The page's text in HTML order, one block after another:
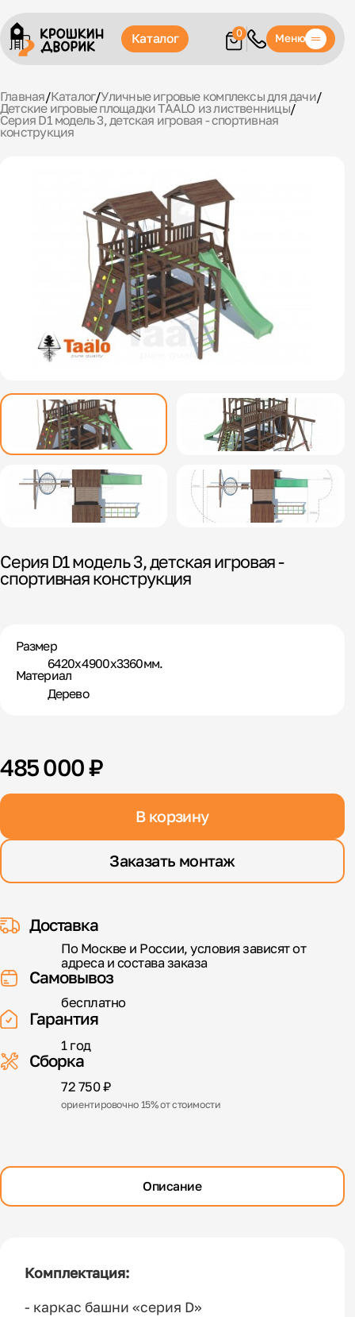
Каталог 0 Меню
Главная/Каталог/Уличные игровые комплексы для дачи/
Детские игровые площадки TAALO из лиственницы/
Серия D1 модель 3, детская игровая - спортивная
конструкция
Серия D1 модель 3, детская игровая -
спортивная конструкция
Размер
6420х4900х3360мм.
Материал
Дерево
485 000 ₽
В корзину
Заказать монтаж
Доставка
По Москве и России, условия зависят от
адреса и состава заказа
Самовывоз
бесплатно
Гарантия
1 год
Сборка
72 750 ₽
ориентировочно 15% от стоимости
Описание
Комплектация:
- каркас башни «серия D»